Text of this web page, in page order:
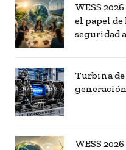
WESS
el papel
seguridad
Turbina
WESS